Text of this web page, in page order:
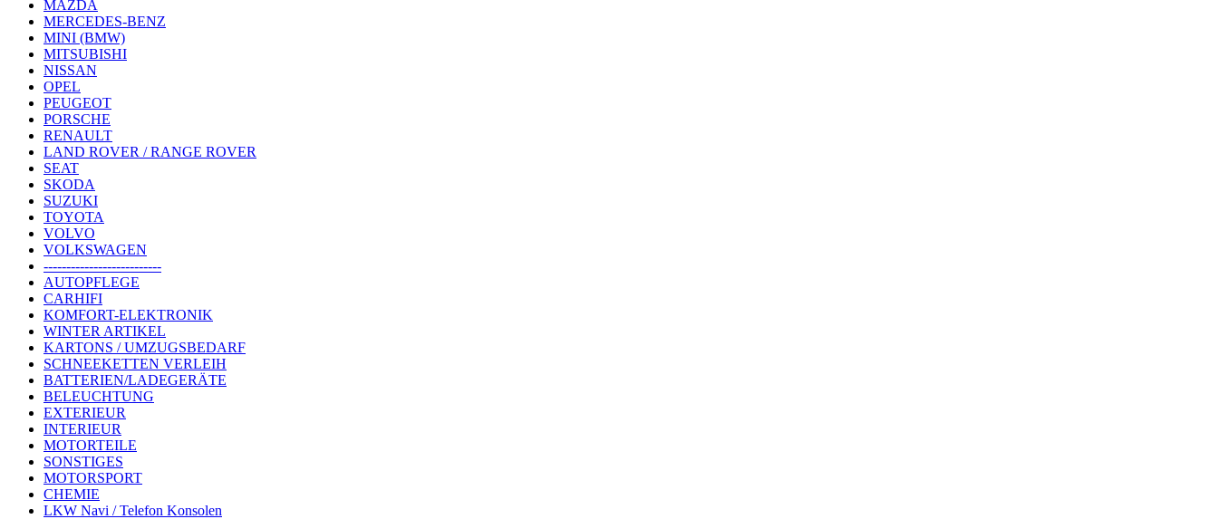
MAZDA
MERCEDES-BENZ
MINI (BMW)
MITSUBISHI
NISSAN
OPEL
PEUGEOT
PORSCHE
RENAULT
LAND ROVER / RANGE ROVER
SEAT
SKODA
SUZUKI
TOYOTA
VOLVO
VOLKSWAGEN
--------------------------
AUTOPFLEGE
CARHIFI
KOMFORT-ELEKTRONIK
WINTER ARTIKEL
KARTONS / UMZUGSBEDARF
SCHNEEKETTEN VERLEIH
BATTERIEN/LADEGERÄTE
BELEUCHTUNG
EXTERIEUR
INTERIEUR
MOTORTEILE
SONSTIGES
MOTORSPORT
CHEMIE
LKW Navi / Telefon Konsolen